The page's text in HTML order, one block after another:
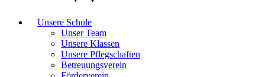
Unsere Schule
Unser Team
Unsere Klassen
Unsere Pflegschaften
Betreuungsverein